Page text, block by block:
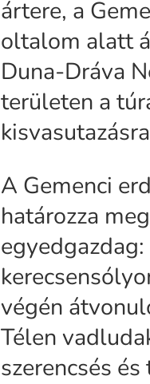
ártere, a
oltalom alatt
Duna-Dráva
területen a
A Gemenci
határozza
végén
Télen
szerencsés